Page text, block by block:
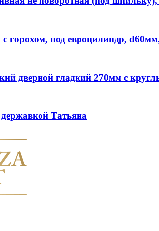
горохом, под евроцилиндр,
дверной гладкий 270мм с
Татьяна